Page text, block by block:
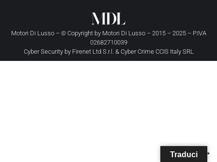
Motori Di Lusso – © Copyright by Motori Di Lusso– 2015 – 2025 – P.IVA
02682710039
Cyber Security by Firenet Ltd S.r.l. & Cyber Crime CCIS Italy SRL
Traduci